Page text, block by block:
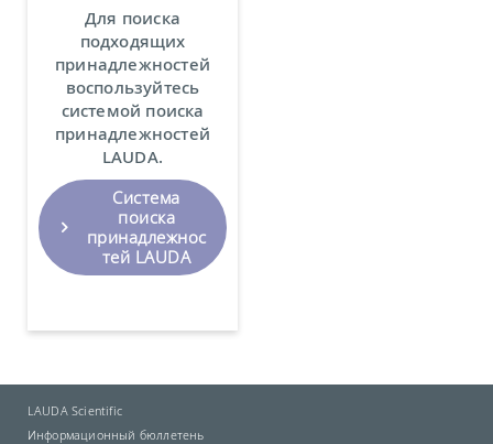
Для поиска
подходящих
принадлежностей
воспользуйтесь
системой поиска
принадлежностей
LAUDA.
Система
поиска
принадлежнос
тей LAUDA
LAUDA Scientific
Информационный бюллетень